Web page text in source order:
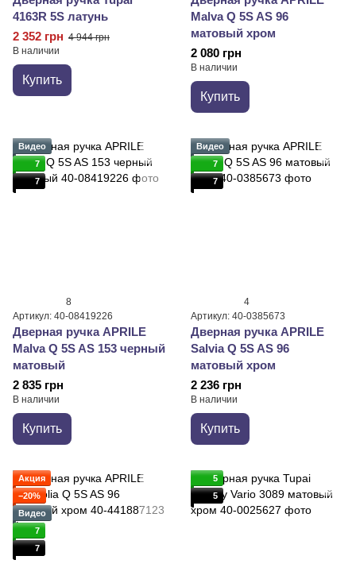
4163R 5S латунь
2 352 грн 4 944 грн
В наличии
Купить
Malva Q 5S AS 96
матовый хром
2 080 грн
В наличии
Купить
Видео
7
7
8
Артикул: 40-08419226
Дверная ручка APRILE
Malva Q 5S AS 153 черный
матовый
2 835 грн
В наличии
Купить
Видео
7
7
4
Артикул: 40-0385673
Дверная ручка APRILE
Salvia Q 5S AS 96
матовый хром
2 236 грн
В наличии
Купить
Акция
−20%
Видео
7
7
5
5